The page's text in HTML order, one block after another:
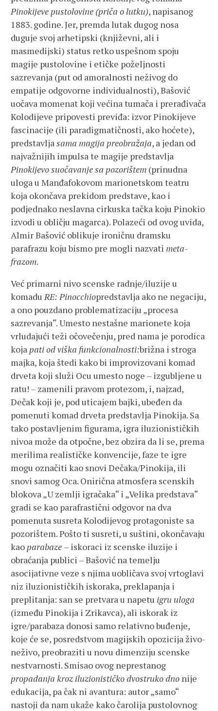
Pinokijeve pustolovine (priča o lutku), napisanog
1883. godine. Jer, premda lutak dugog nosa
duguje svoj arhetipski (književni, ali i
masmedijski) status retko uspešnom spoju
magije pustolovine i etičke poželjnosti
sazrevanja (put od amoralnosti neživog do
empatije odgovorne individualnosti), Bašović
uočava momenat koji većina tumača i prerađivača
Kolodijeve pripovesti previđa: izvor Pinokijeve
fascinacije (ili paradigmatičnosti, ako hoćete),
predstavljasama magija preobražaja, a jedan od
najvažnijih impulsa te magije predstavlja
Pinokijevo suočavanje sa pozorištem (prinudna
uloga u Manđafokovom marionetskom teatru
koja okončava prekidom predstave, kao i
podjednako neslavna cirkuska tačka koju Pinokio
izvodi u obličju magarca). Polazeći od ovog uvida,
Almir Bašović oblikuje ironičnu dramsku
parafrazu koju bismo pre mogli nazvati meta-
frazom.
Već primarni nivo scenske radnje/iluzije u
komaduRE: Pinocchiopredstavlja ako ne negaciju,
a ono pouzdano problematizaciju „procesa
sazrevanja“. Umesto nestašne marionete koja
vrludajući teži očovečenju, pred nama je porodica
koja pati od viška funkcionalnosti:brižna i stroga
majka, koja štedi kako bi improvizovani komad
drveta koji služi Ocu umesto noge – izgubljene u
ratu! – zamenili pravom protezom, i, najzad,
Dečak koji je, pod uticajem bajki, ubeđen da
pomenuti komad drveta predstavlja Pinokija. Sa
tako postavljenim figurama, igra iluzionističkih
nivoa može da otpočne, bez obzira da li se, prema
merilima realističke konvencije, faze te igre
mogu označiti kao snovi Dečaka/Pinokija, ili
snovi samog Oca. Onirična atmosfera scenskih
blokova „U zemlji igračaka“ i „Velika predstava“
gradi se kao parafrastični odgovor na dva
pomenuta susreta Kolodijevog protagoniste sa
pozorištem. Pošto ti susreti, u suštini, okončavaju
kao parabaze – iskoraci iz scenske iluzije i
obraćanja publici – Bašović na temelju
asocijativne veze s njima uobličava svoj vrtoglavi
niz iluzionističkih iskoraka, preklapanja i
preplitanja: san se pretvara u napetu igru uloga
(između Pinokija i Zrikavca), ali iskorak iz
igre/parabaza donosi samo relativno buđenje,
koje će se, posredstvom magijskih opozicija živo-
neživo, preobraziti u novu dimenziju scenske
nestvarnosti. Smisao ovog neprestanog
propadanja kroz iluzionističko dvostruko dno nije
edukacija, pa čak ni avantura: autor „samo“
nastoji da nam ukaže kako čarolija pustolovnog